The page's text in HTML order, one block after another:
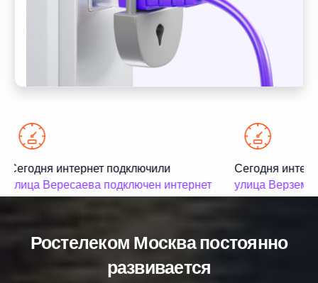
Сегодня интернет подключили
улица Вересаева подключен интернет
Сегодня
улица
Ростелеком Москва постоянно
развивается